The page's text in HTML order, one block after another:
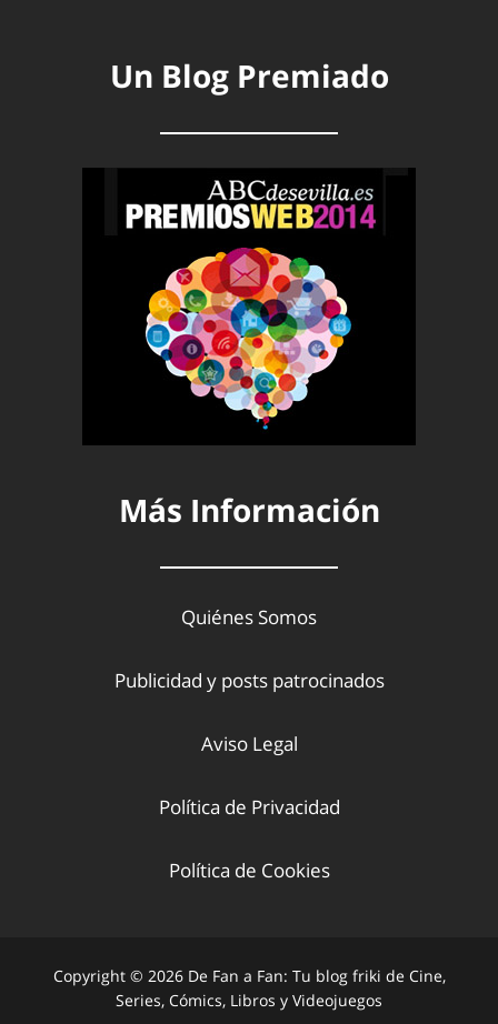
Un Blog Premiado
Más Información
Quiénes Somos
Publicidad y posts patrocinados
Aviso Legal
Política de Privacidad
Política de Cookies
Copyright © 2026 De Fan a Fan: Tu blog friki de Cine,
Series, Cómics, Libros y Videojuegos